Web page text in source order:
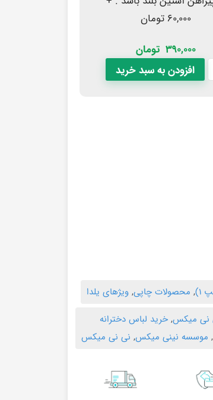
۶۰,۰۰۰ تومان
390,000 تومان
افزودن به سبد خرید
, محصولات چاپی, ویژهای یلدا
نی میکس, خرید لباس دخترانه
, موسسه نینی میکس, نی نی میکس